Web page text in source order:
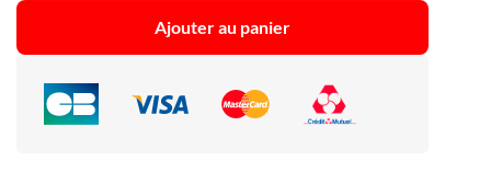
Ajouter au panier